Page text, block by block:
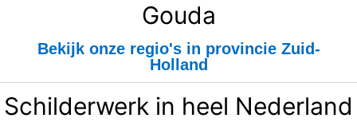
Gouda
Bekijk onze regio's in provincie Zuid-
Holland
Schilderwerk in heel Nederland